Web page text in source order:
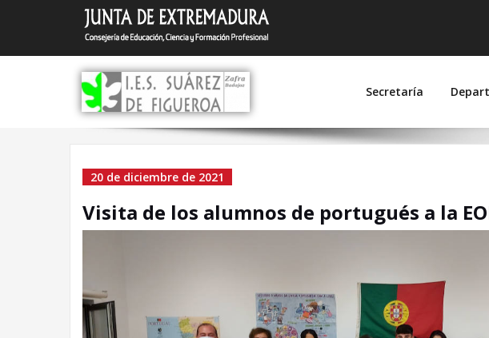
I.E.S. Suárez de
Secretaría
Visita de los alumnos de
portugués a la EOI de Zafra
20 de diciembre de 2021
Visita de los alumnos de portugués a la